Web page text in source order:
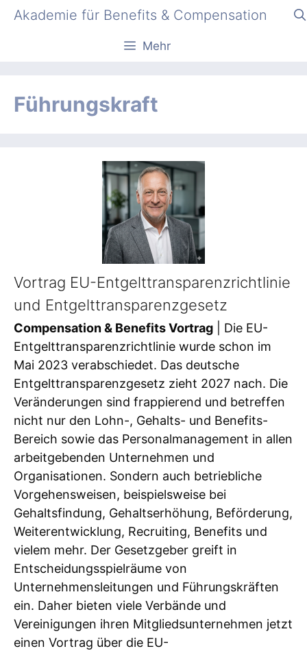
ZumAkademie für Benefits & Compensation
Mehr
Führungskraft
Vortrag EU-Entgelttransparenzrichtlinie
und Entgelttransparenzgesetz
Compensation & Benefits Vortrag | Die EU-
Entgelttransparenzrichtlinie wurde schon im
Mai 2023 verabschiedet. Das deutsche
Entgelttransparenzgesetz zieht 2027 nach. Die
Veränderungen sind frappierend und betreffen
nicht nur den Lohn-, Gehalts- und Benefits-
Bereich sowie das Personalmanagement in allen
arbeitgebenden Unternehmen und
Organisationen. Sondern auch betriebliche
Vorgehensweisen, beispielsweise bei
Gehaltsfindung, Gehaltserhöhung, Beförderung,
Weiterentwicklung, Recruiting, Benefits und
vielem mehr. Der Gesetzgeber greift in
Entscheidungsspielräume von
Unternehmensleitungen und Führungskräften
ein. Daher bieten viele Verbände und
Vereinigungen ihren Mitgliedsunternehmen jetzt
einen Vortrag über die EU-